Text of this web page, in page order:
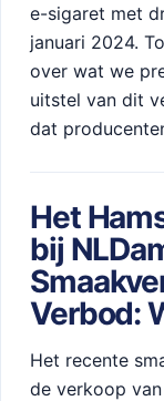
e-sigaret met
januari 2024.
over wat we
uitstel van dit
dat
Het
bij
Verbod:
Het recente
de verkoop